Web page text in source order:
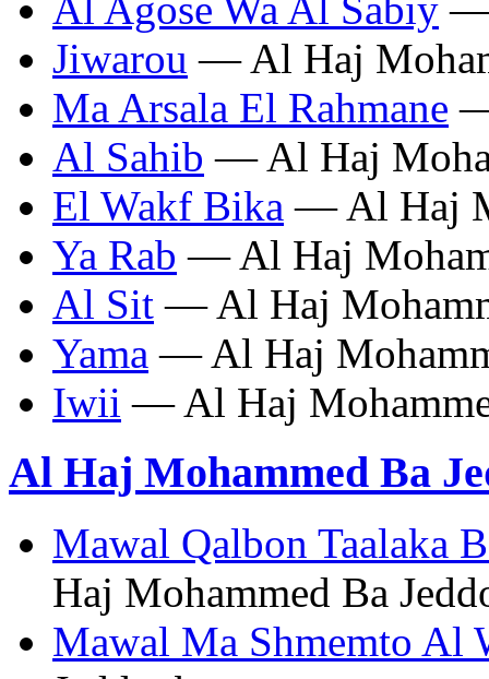
Jiwarou — Al Haj
Ma Arsala El Rahmane
Al Sahib — Al Haj
El Wakf Bika — Al Haj
Ya Rab — Al Haj
Al Sit — Al Haj
Yama — Al Haj
Iwii — Al Haj
Al Haj Mohammed Ba
Mawal Qalbon Taalaka
Haj Mohammed Ba
Mawal Ma Shmemto Al